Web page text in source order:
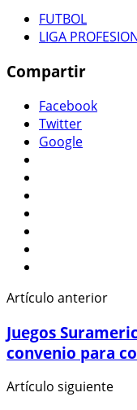
FUTBOL
LIGA
Compartir
Facebook
Twitter
Google
Artículo anterior
Juegos
convenio para
Artículo siguiente